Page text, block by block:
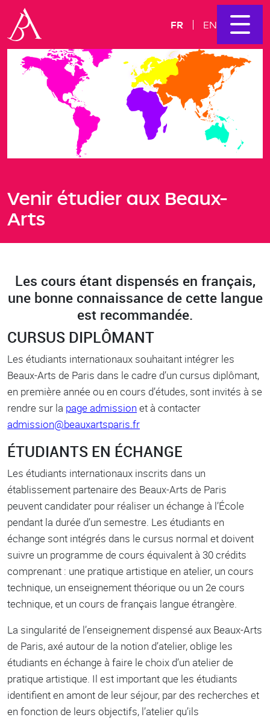
FR EN
Venir étudier aux Beaux-
Arts
Les cours étant dispensés en français,
une bonne connaissance de cette langue
est recommandée.
CURSUS DIPLÔMANT
Les étudiants internationaux souhaitant intégrer les
Beaux-Arts de Paris dans le cadre d’un cursus diplômant,
en première année ou en cours d’études, sont invités à se
rendre sur la page admission et à contacter
admission@beauxartsparis.fr
ÉTUDIANTS EN ÉCHANGE
Les étudiants internationaux inscrits dans un
établissement partenaire des Beaux-Arts de Paris
peuvent candidater pour réaliser un échange à l’École
pendant la durée d’un semestre. Les étudiants en
échange sont intégrés dans le cursus normal et doivent
suivre un programme de cours équivalent à 30 crédits
comprenant : une pratique artistique en atelier, un cours
technique, un enseignement théorique ou un 2e cours
technique, et un cours de français langue étrangère.
La singularité de l’enseignement dispensé aux Beaux-Arts
de Paris, axé autour de la notion d’atelier, oblige les
étudiants en échange à faire le choix d’un atelier de
pratique artistique. Il est important que les étudiants
identifient en amont de leur séjour, par des recherches et
en fonction de leurs objectifs, l’atelier qu’ils